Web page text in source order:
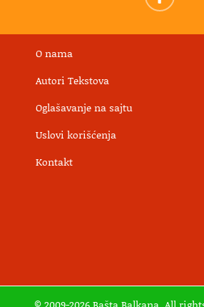
O nama
Autori Tekstova
Oglašavanje na sajtu
Uslovi korišćenja
Kontakt